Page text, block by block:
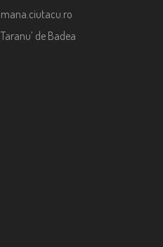
mana.ciutacu.ro
Taranu’ de Badea